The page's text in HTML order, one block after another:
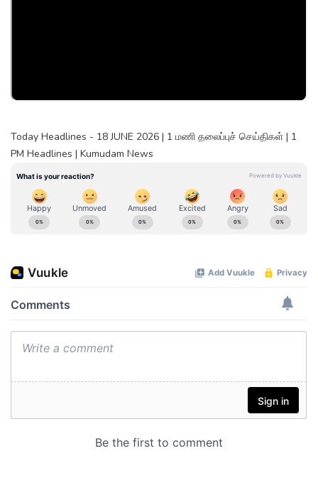
Today Headlines - 18 JUNE 2026 | 1 மணி தலைப்புச் செய்திகள் | 1
PM Headlines | Kumudam News